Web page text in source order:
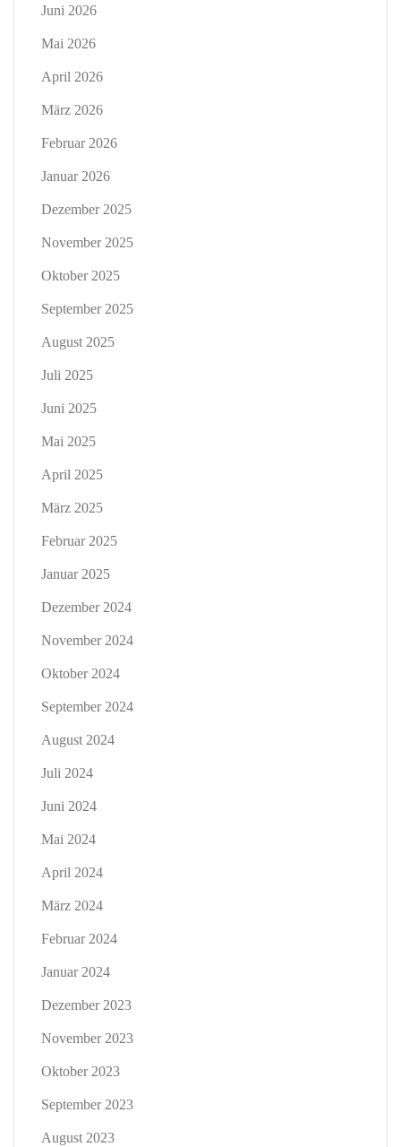
Juni 2026
Mai 2026
April 2026
März 2026
Februar 2026
Januar 2026
Dezember 2025
November 2025
Oktober 2025
September 2025
August 2025
Juli 2025
Juni 2025
Mai 2025
April 2025
März 2025
Februar 2025
Januar 2025
Dezember 2024
November 2024
Oktober 2024
September 2024
August 2024
Juli 2024
Juni 2024
Mai 2024
April 2024
März 2024
Februar 2024
Januar 2024
Dezember 2023
November 2023
Oktober 2023
September 2023
August 2023